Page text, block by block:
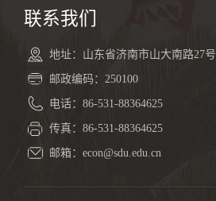
联系我们
地址：山东省济南市山大南路27号
邮政编码：250100
电话：86-531-88364625
传真：86-531-88364625
邮箱：econ@sdu.edu.cn